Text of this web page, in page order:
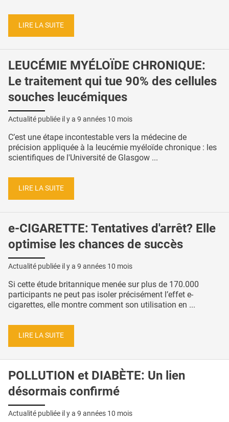
LIRE LA SUITE
LEUCÉMIE MYÉLOÏDE CHRONIQUE:
Le traitement qui tue 90% des cellules
souches leucémiques
Actualité publiée il y a 9 années 10 mois
C’est une étape incontestable vers la médecine de
précision appliquée à la leucémie myéloïde chronique : les
scientifiques de l'Université de Glasgow ...
LIRE LA SUITE
e-CIGARETTE: Tentatives d'arrêt? Elle
optimise les chances de succès
Actualité publiée il y a 9 années 10 mois
Si cette étude britannique menée sur plus de 170.000
participants ne peut pas isoler précisément l’effet e-
cigarettes, elle montre comment son utilisation en ...
LIRE LA SUITE
POLLUTION et DIABÈTE: Un lien
désormais confirmé
Actualité publiée il y a 9 années 10 mois